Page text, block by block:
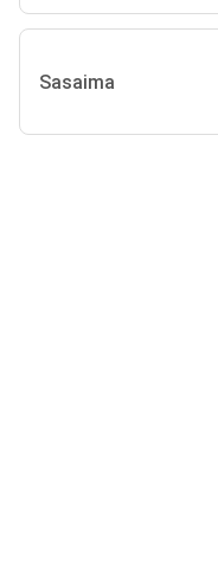
Sasaima